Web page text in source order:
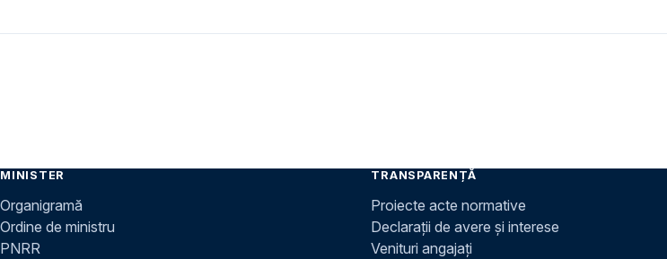
MINISTER
Organigramă
Ordine de ministru
PNRR
TRANSPARENȚĂ
Proiecte acte normative
Declarații de avere și interese
Venituri angajați